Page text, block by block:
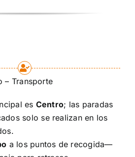
– Transporte
es Centro; las paradas
solo se realizan en los
a los puntos de recogida—